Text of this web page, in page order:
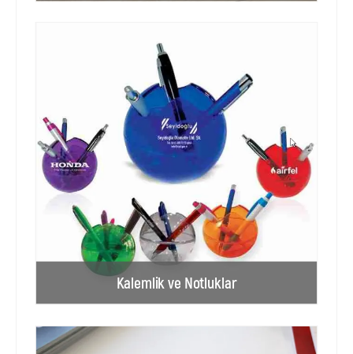
Kalemlik ve Notluklar